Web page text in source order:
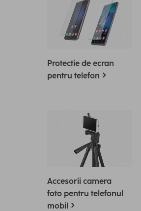
Protecție de ecran
pentru telefon
Accesorii camera
foto pentru telefonul
mobil